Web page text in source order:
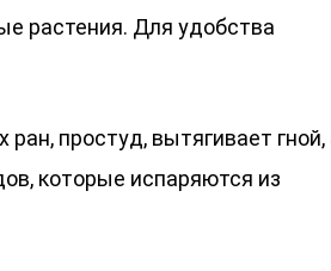
растения. Для удобства
простуд, вытягивает гной,
которые испаряются из